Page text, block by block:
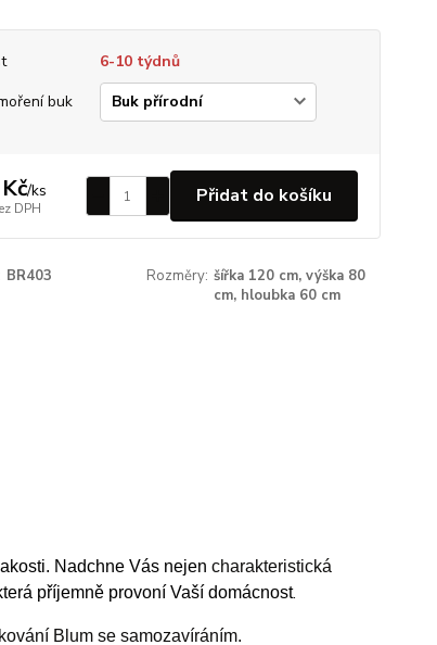
6-10 týdnů
buk
/ks
DPH
Přidat do košíku
BR403 Rozměry: šířka 120 cm, výška 80
cm, hloubka 60 cm
Nadchne Vás nejen charakteristická
příjemně provoníVaší domácnost.
Blum se samozavíráním.